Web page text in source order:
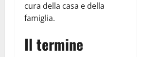
cura della casa e della
famiglia.
Il termine